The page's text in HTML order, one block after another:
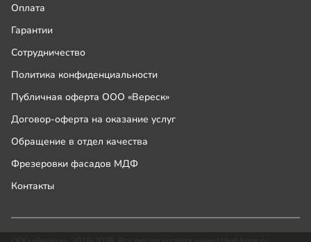
Оплата
Гарантии
Сотрудничество
Политика конфиденциальности
Публичная оферта ООО «Вереск»
Договор-оферта на оказание услуг
Обращение в отдел качества
Фрезеровки фасадов МДФ
Контакты